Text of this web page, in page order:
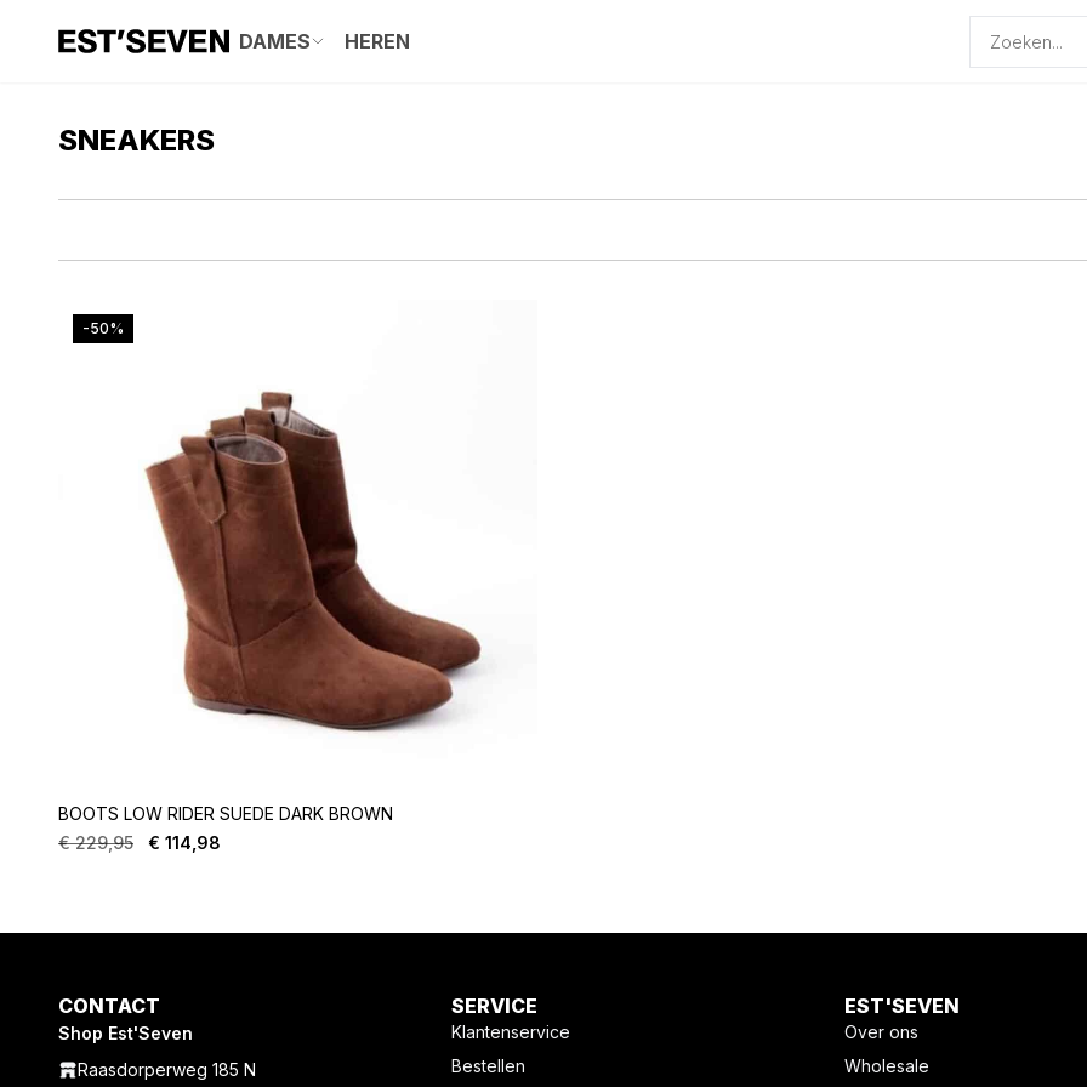
DAMES HEREN
zoeken
SNEAKERS
-50%
BOOTS LOW RIDER SUEDE DARK BROWN
€229,95
Oorspronkelijke
€ 114,98
Huidige
CONTACT
Shop Est'Seven
Raasdorperweg 185 N
SERVICE
Klantenservice
Bestellen
EST'SEVEN
Over ons
Wholesale